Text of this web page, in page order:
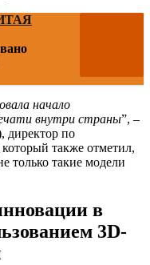
начало
внутри страны”, –
директор по
также отметил,
только такие модели
в
3D-